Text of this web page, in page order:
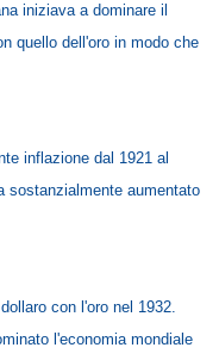
iniziava a dominare il
quello dell'oro in modo che
inflazione dal 1921 al
sostanzialmente aumentato
con l'oro nel 1932.
l'economia mondiale